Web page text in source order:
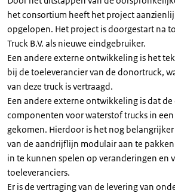
het consortium heeft het project
opgelopen. Het project is doorgestart na
Truck B.V. als nieuwe eindgebruiker.
Een andere externe ontwikkeling is het
bij de toeleverancier van de donortruck,
van deze truck is vertraagd.
Een andere externe ontwikkeling is dat
componenten voor waterstof trucks in
gekomen. Hierdoor is het nog
van de aandrijflijn modulair aan te
in te kunnen spelen op veranderingen en
toeleveranciers.
Er is de vertraging van de levering van